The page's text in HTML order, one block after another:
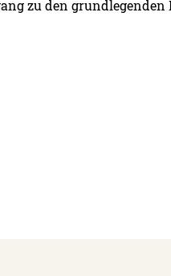
zu den grundlegenden